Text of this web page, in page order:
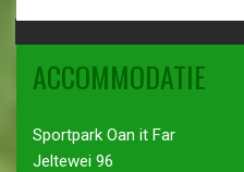
ACCOMMODATIE
Sportpark Oan it Far
Jeltewei 96